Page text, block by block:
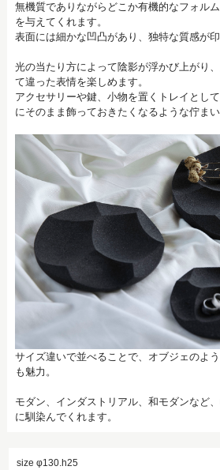
無機質でありながらどこか有機的なフォル
を与えてくれます。
表面には細かな凹凸があり、独特な質感が印
光の当たり方によって陰影が浮かび上がり
て違った表情を楽しめます。
アクセサリーや鍵、小物を置くトレイとし
にそのまま飾っておきたくなるような佇まい
サイズ違いで並べることで、オブジェのよ
も魅力。
モダン、インダストリアル、和モダンなど
に馴染んでくれます。
size φ130.h25